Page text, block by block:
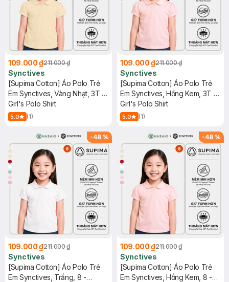
109.000 ₫211.000 ₫
Synctives
[Supima Cotton] Áo Polo Trẻ
Em Synctives, Vàng Nhạt, 3T -
CGPO01
Girl's Polo Shirt
5.0 (1)
109.000 ₫211.000 ₫
Synctives
[Supima Cotton] Áo Polo Trẻ
Em Synctives, Hồng Kem, 3T -
CGPO01
Girl's Polo Shirt
5.0 (1)
-48 %
109.000 ₫211.000 ₫
Synctives
[Supima Cotton] Áo Polo Trẻ
Em Synctives, Trắng, 8 -
-48 %
109.000 ₫211.000 ₫
Synctives
[Supima Cotton] Áo Polo Trẻ
Em Synctives, Hồng Kem, 8 -